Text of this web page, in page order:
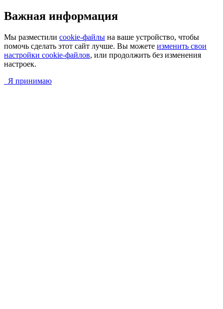
Важная информация
Мы разместили cookie-файлы на ваше устройство, чтобы
помочь сделать этот сайт лучше. Вы можете изменить свои
настройки cookie-файлов, или продолжить без изменения
настроек.
Я принимаю